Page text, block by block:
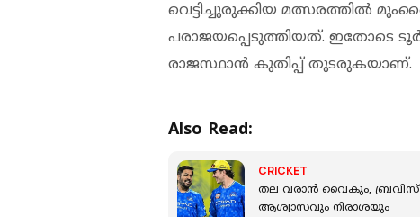
വെട്ടിച്ചുരുക്കിയ മത്സരത്തിൽ
പരാജയപ്പെടുത്തിയത്. ഇതോടെ
രാജസ്ഥാൻ കുതിപ്പ് തുടരുകയാണ്.
Also Read:
CRICKET
തല വരാൻ വൈകും, ബ്രവിസ്
ആശ്വാസവും നിരാശയും